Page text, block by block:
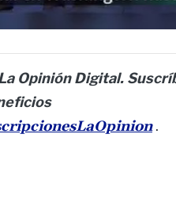
Opinión Digital.
.